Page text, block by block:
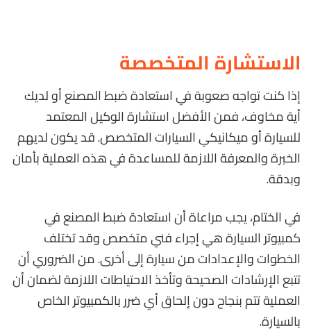
الاستشارة المتخصصة
إذا كنت تواجه صعوبة في استعادة ضبط المصنع أو لديك
أية مخاوف، فمن الأفضل استشارة الوكيل المعتمد
للسيارة أو ميكانيكي السيارات المتخصص. قد يكون لديهم
الخبرة والمعرفة اللازمة للمساعدة في هذه العملية بأمان
وبدقة.
في الختام، يجب مراعاة أن استعادة ضبط المصنع في
كمبيوتر السيارة هي إجراء فني متخصص وقد تختلف
الخطوات والإعدادات من سيارة إلى أخرى. من الضروري أن
تتبع الإرشادات الصحيحة وتأخذ الاحتياطات اللازمة لضمان أن
العملية تتم بنجاح دون إلحاق أي ضرر بالكمبيوتر الخاص
بالسيارة.